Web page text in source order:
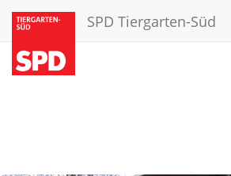
SPD Tiergarten-Süd